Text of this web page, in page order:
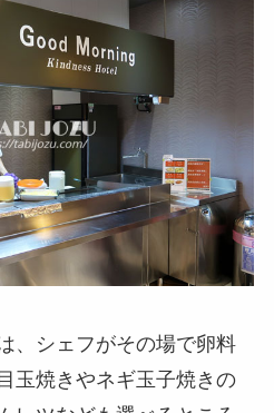
、シェフがその場で卵料
玉焼きやネギ玉子焼きの